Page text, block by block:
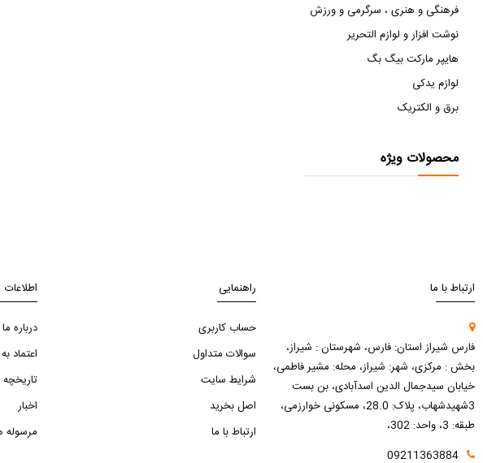
فرهنگی و هنری ، سرگرمی و ورزش
نوشت افزار و لوازم التحریر
هایپر مارکت بیگ بگ
لوازم یدکی
برق و الکتریک
محصولات ویژه
ارتباط با ما
فارس شیراز استان: فارس، شهرستان : شیراز،
بخش : مرکزی، شهر: شیراز، محله: مشیر فاطمی،
خیابان سیدجمال الدین اسدآبادی، بن بست
3شهیدشهاب، پلاک: 28.0، مسکونی خوارزمی،
طبقه: 3، واحد: 302،
09211363884
راهنمایی
حساب کاربری
سوالات متداول
شرایط سایت
اصل بخرید
ارتباط با ما
اطلاعات
درباره ما
اعتماد
اخبار